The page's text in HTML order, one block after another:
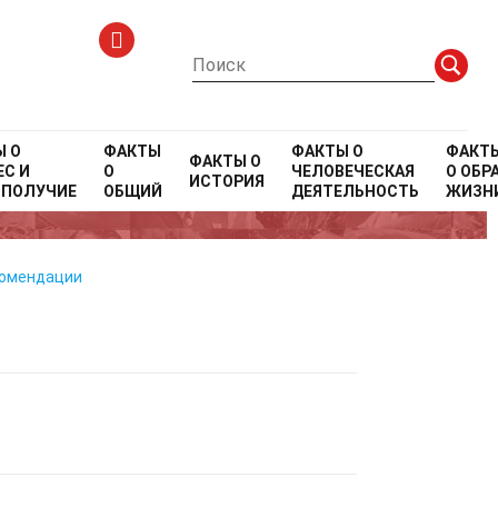
О
И
ФАКТЫ
О
ОБЩИЙ
ФАКТЫ О
ИСТОРИЯ
ФАКТЫ О
ЧЕЛОВЕЧЕСКАЯ
ДЕЯТЕЛЬНОСТЬ
О